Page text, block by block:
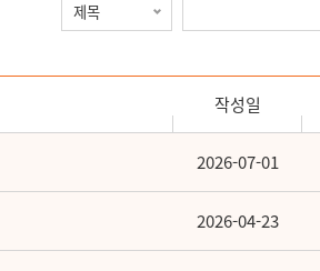
작성일
2026-07-01
2026-04-23